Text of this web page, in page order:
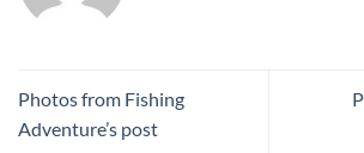
Photos from Fishing
Adventure’s post